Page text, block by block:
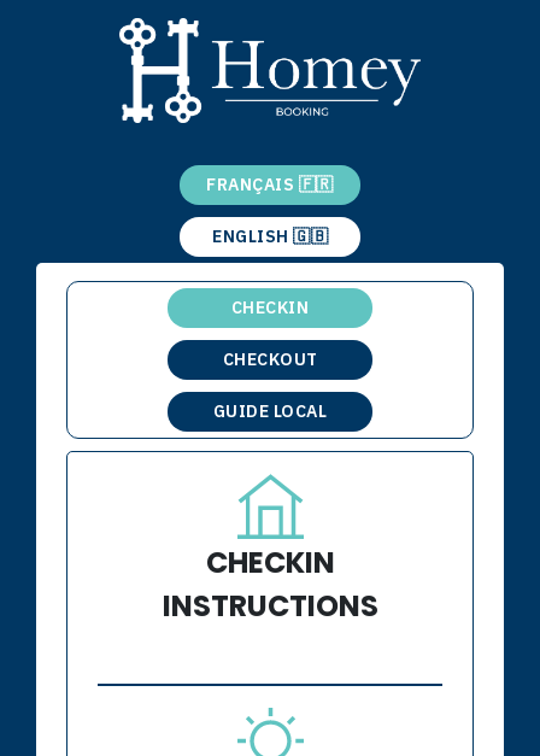
FRANÇAIS 🇫🇷
ENGLISH 🇬🇧
CHECKIN
CHECKOUT
GUIDE LOCAL
CHECKIN
INSTRUCTIONS